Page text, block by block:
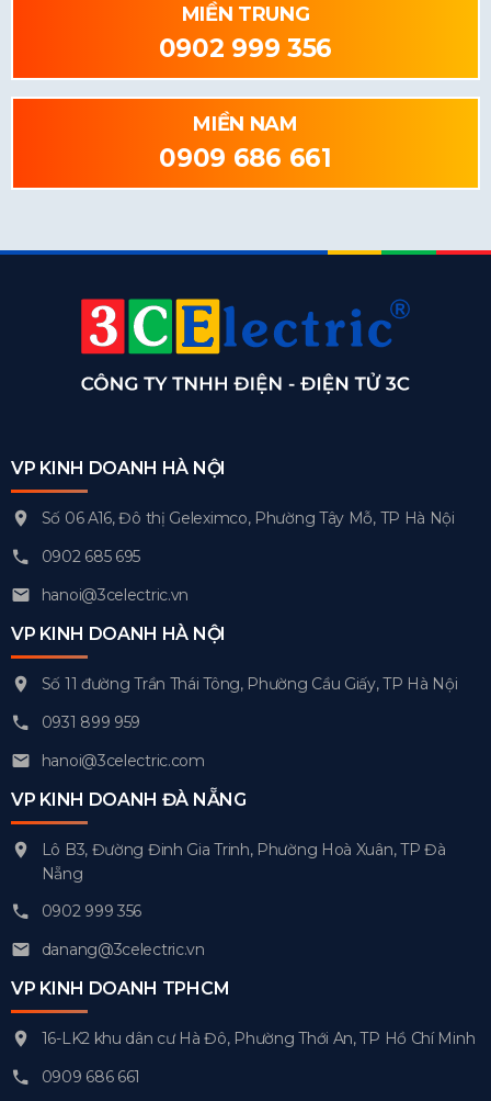
MIỀN TRUNG
0902 999 356
MIỀN NAM
0909 686 661
VP KINH DOANH HÀ NỘI
Số 06 A16, Đô thị Geleximco, Phường Tây Mỗ, TP Hà Nội
0902 685 695
hanoi@3celectric.vn
VP KINH DOANH HÀ NỘI
Số 11 đường Trần Thái Tông, Phường Cầu Giấy, TP Hà Nội
0931 899 959
hanoi@3celectric.com
VP KINH DOANH ĐÀ NẴNG
Lô B3, Đường Đinh Gia Trinh, Phường Hoà Xuân, TP Đà
Nẵng
0902 999 356
danang@3celectric.vn
VP KINH DOANH TPHCM
16-LK2 khu dân cư Hà Đô, Phường Thới An, TP Hồ Chí Minh
0909 686 661